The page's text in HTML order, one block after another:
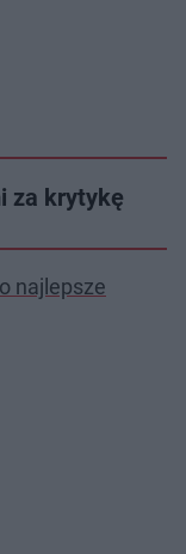
za krytykę
najlepsze